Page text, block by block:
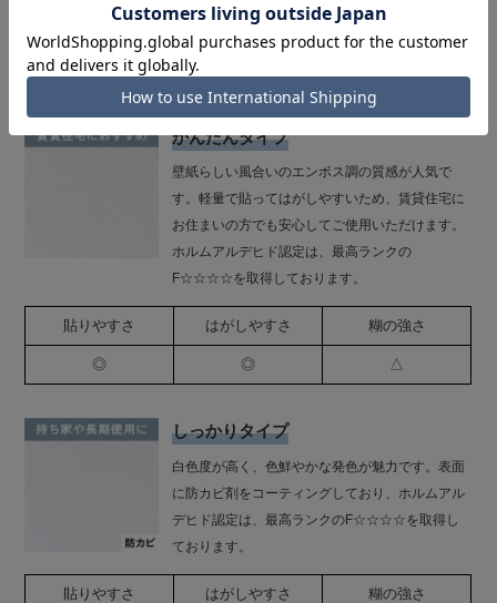
Harokkaのシール壁紙は、建材の安全性を示す最高ランクF☆☆☆☆
を取得しています。毎日を過ごす場所に使うものだから、安心して選
んでいただけるように。安全性と品質にもこだわりました。
かんたんタイプ
壁紙らしい風合いのエンボス調の質感が人気で
す。軽量で貼ってはがしやすいため、賃貸住宅に
お住まいの方でも安心してご使用いただけます。
ホルムアルデヒド認定は、最高ランクの
F☆☆☆☆を取得しております。
貼りやすさ はがしやすさ 糊の強さ
◎ ◎ △
しっかりタイプ
白色度が高く、色鮮やかな発色が魅力です。表面
に防カビ剤をコーティングしており、ホルムアル
デヒド認定は、最高ランクのF☆☆☆☆を取得し
ております。
貼りやすさ はがしやすさ 糊の強さ